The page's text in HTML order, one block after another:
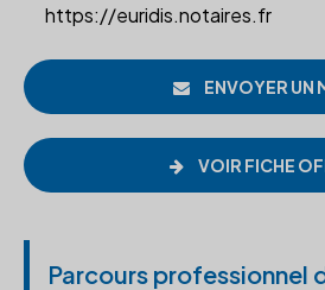
https://euridis.notaires.fr
ENVOYER UN
VOIR FICHE
Parcours professionnel